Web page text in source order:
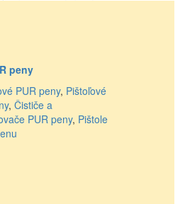
peny
PUR peny, Pištoľové
, Čističe a
PUR peny, Pištole